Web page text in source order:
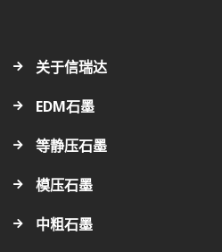
关于信瑞达
EDM石墨
等静压石墨
模压石墨
中粗石墨